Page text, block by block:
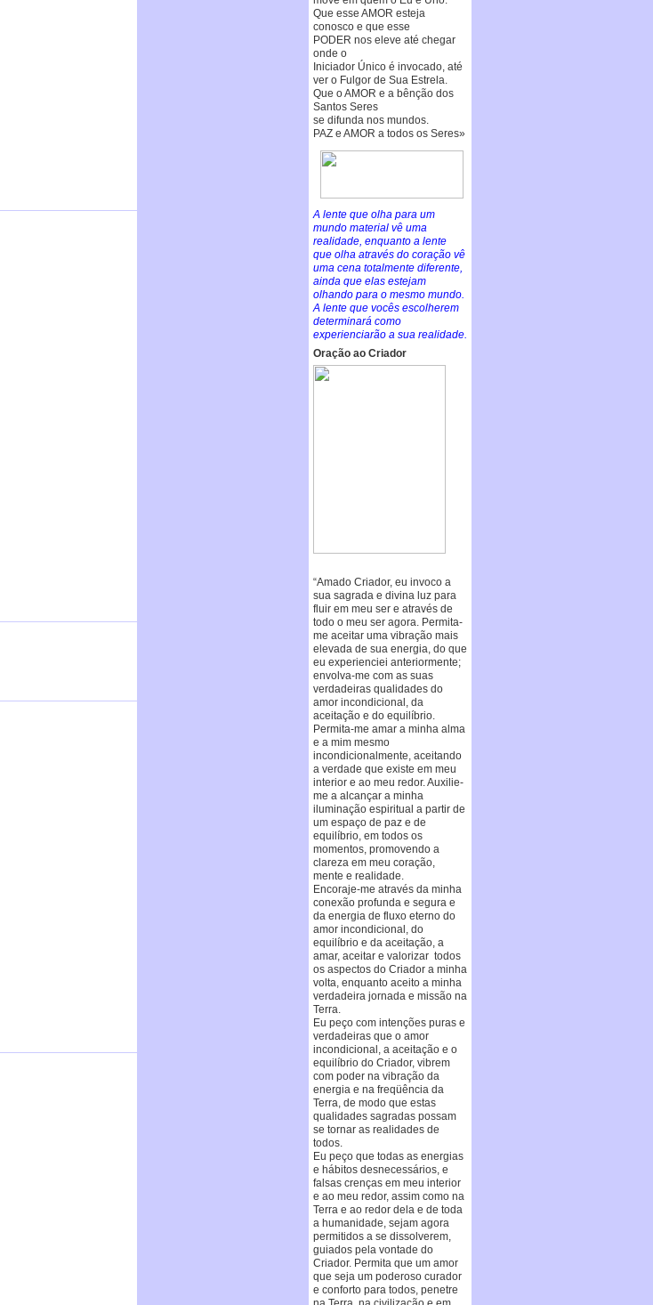
Que esse AMOR esteja
conosco e que esse
PODER nos eleve até chegar
onde o
Iniciador Único é invocado, até
ver o Fulgor de Sua Estrela.
Que o AMOR e a bênção dos
Santos Seres
se difunda nos mundos.
PAZ e AMOR a todos os Seres»
A lente que olha para um
mundo material vê uma
realidade, enquanto a lente
que olha através do coração vê
uma cena totalmente diferente,
ainda que elas estejam
olhando para o mesmo mundo.
A lente que vocês escolherem
determinará como
experienciarão a sua realidade.
Oração ao Criador
“Amado Criador, eu invoco a
sua sagrada e divina luz para
fluir em meu ser e através de
todo o meu ser agora. Permita-
me aceitar uma vibração mais
elevada de sua energia, do que
eu experienciei anteriormente;
envolva-me com as suas
verdadeiras qualidades do
amor incondicional, da
aceitação e do equilíbrio.
Permita-me amar a minha alma
e a mim mesmo
incondicionalmente, aceitando
a verdade que existe em meu
interior e ao meu redor. Auxilie-
me a alcançar a minha
iluminação espiritual a partir de
um espaço de paz e de
equilíbrio, em todos os
momentos, promovendo a
clareza em meu coração,
mente e realidade.
Encoraje-me através da minha
conexão profunda e segura e
da energia de fluxo eterno do
amor incondicional, do
equilíbrio e da aceitação, a
amar, aceitar e valorizar todos
os aspectos do Criador a minha
volta, enquanto aceito a minha
verdadeira jornada e missão na
Terra.
Eu peço com intenções puras e
verdadeiras que o amor
incondicional, a aceitação e o
equilíbrio do Criador, vibrem
com poder na vibração da
energia e na freqüência da
Terra, de modo que estas
qualidades sagradas possam
se tornar as realidades de
todos.
Eu peço que todas as energias
e hábitos desnecessários, e
falsas crenças em meu interior
e ao meu redor, assim como na
Terra e ao redor dela e de toda
a humanidade, sejam agora
permitidos a se dissolverem,
guiados pela vontade do
Criador. Permita que um amor
que seja um poderoso curador
e conforto para todos, penetre